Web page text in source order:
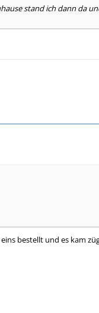
stand ich dann da
bestellt und es kam